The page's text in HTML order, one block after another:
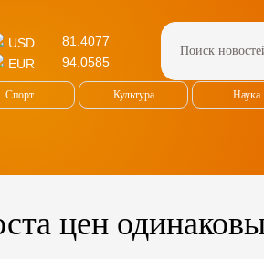
USD
81.4077
EUR
94.0585
Спорт Культура Наука
цен